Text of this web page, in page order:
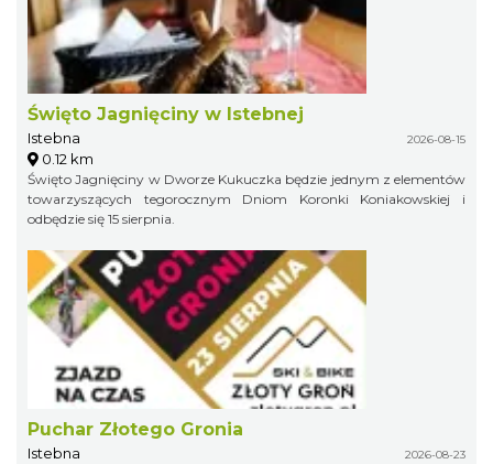
Święto Jagnięciny w Istebnej
Istebna 2026-08-15
0.12 km
Święto Jagnięciny w Dworze Kukuczka będzie jednym z elementów
towarzyszących tegorocznym Dniom Koronki Koniakowskiej i
odbędzie się 15 sierpnia.
Puchar Złotego Gronia
Istebna 2026-08-23